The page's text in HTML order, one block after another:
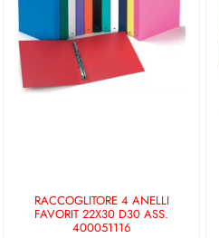
RACCOGLITORE 4 ANELLI
FAVORIT 22X30 D30 ASS.
400051116